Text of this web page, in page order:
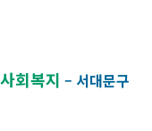
회복지 – 서대문구